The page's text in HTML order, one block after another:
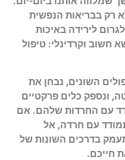
רק בבריאות הנפשית
לירידה באיכות
חשוב וקרדינלי: טיפול
השונים, נבחן את
ונספק כלים פרקטיים
עם החרדות שלהם. אם
עם חרדה, אל
בדרכים השונות של
חייכם.